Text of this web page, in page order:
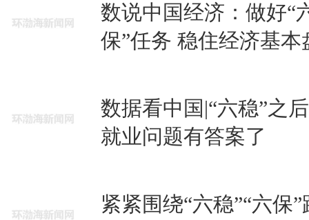
数说中国经济：做好“
保”任务 稳住经济基本
数据看中国|“六稳”之
就业问题有答案了
紧紧围绕“六稳”“六保